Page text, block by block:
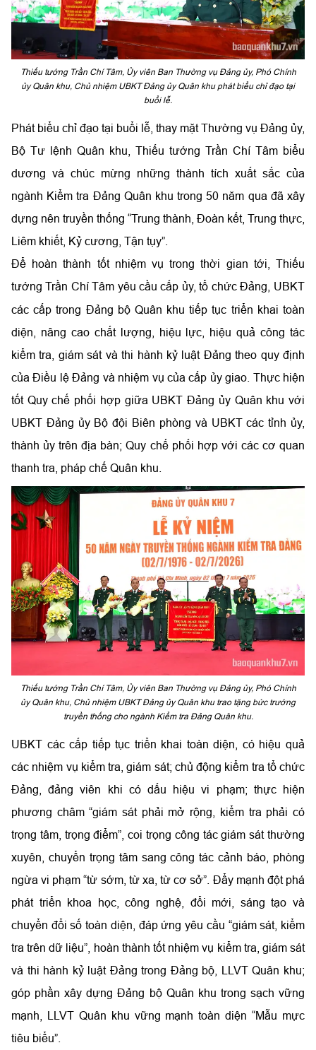
Thiếu tướng Trần Chí Tâm, Ủy viên Ban Thường vụ Đảng ủy, Phó Chính
ủy Quân khu, Chủ nhiệm UBKT Đảng ủy Quân khu phát biểu chỉ đạo tại
buổi lễ.
Phát biểu chỉ đạo tại buổi lễ, thay mặt Thường vụ Đảng ủy,
Bộ Tư lệnh Quân khu, Thiếu tướng Trần Chí Tâm biểu
dương và chúc mừng những thành tích xuất sắc của
ngành Kiểm tra Đảng Quân khu trong 50 năm qua đã xây
dựng nên truyền thống “Trung thành, Đoàn kết, Trung thực,
Liêm khiết, Kỷ cương, Tận tụy”.
Để hoàn thành tốt nhiệm vụ trong thời gian tới, Thiếu
tướng Trần Chí Tâm yêu cầu cấp ủy, tổ chức Đảng, UBKT
các cấp trong Đảng bộ Quân khu tiếp tục triển khai toàn
diện, nâng cao chất lượng, hiệu lực, hiệu quả công tác
kiểm tra, giám sát và thi hành kỷ luật Đảng theo quy định
của Điều lệ Đảng và nhiệm vụ của cấp ủy giao. Thực hiện
tốt Quy chế phối hợp giữa UBKT Đảng ủy Quân khu với
UBKT Đảng ủy Bộ đội Biên phòng và UBKT các tỉnh ủy,
thành ủy trên địa bàn; Quy chế phối hợp với các cơ quan
thanh tra, pháp chế Quân khu.
Thiếu tướng Trần Chí Tâm, Ủy viên Ban Thường vụ Đảng ủy, Phó Chính
ủy Quân khu, Chủ nhiệm UBKT Đảng ủy Quân khu trao tặng bức trướng
truyền thống cho ngành Kiểm tra Đảng Quân khu.
UBKT các cấp tiếp tục triển khai toàn diện, có hiệu quả
các nhiệm vụ kiểm tra, giám sát; chủ động kiểm tra tổ chức
Đảng, đảng viên khi có dấu hiệu vi phạm; thực hiện
phương châm “giám sát phải mở rộng, kiểm tra phải có
trọng tâm, trọng điểm”, coi trọng công tác giám sát thường
xuyên, chuyển trọng tâm sang công tác cảnh báo, phòng
ngừa vi phạm “từ sớm, từ xa, từ cơ sở”. Đẩy mạnh đột phá
phát triển khoa học, công nghệ, đổi mới, sáng tạo và
chuyển đổi số toàn diện, đáp ứng yêu cầu “giám sát, kiểm
tra trên dữ liệu”, hoàn thành tốt nhiệm vụ kiểm tra, giám sát
và thi hành kỷ luật Đảng trong Đảng bộ, LLVT Quân khu;
góp phần xây dựng Đảng bộ Quân khu trong sạch vững
mạnh, LLVT Quân khu vững mạnh toàn diện “Mẫu mực
tiêu biểu”.